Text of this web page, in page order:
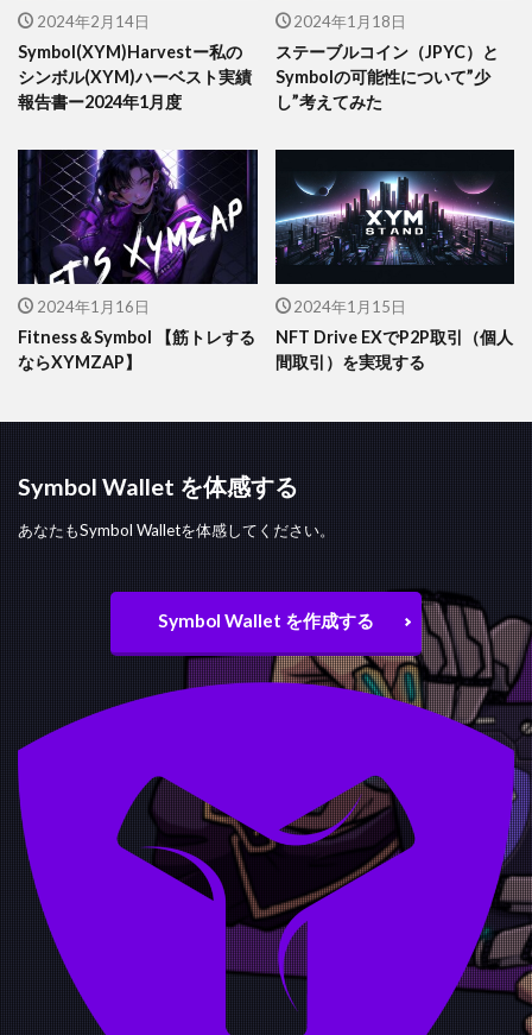
2024年2月14日
Symbol(XYM)Harvestー私の
シンボル(XYM)ハーベスト実績
報告書ー2024年1月度
2024年1月18日
ステーブルコイン（JPYC）と
Symbolの可能性について”少
し”考えてみた
2024年1月16日
Fitness＆Symbol 【筋トレする
ならXYMZAP】
2024年1月15日
NFT Drive EXでP2P取引（個人
間取引）を実現する
Symbol Wallet を体感する
あなたもSymbol Walletを体感してください。
Symbol Wallet を作成する